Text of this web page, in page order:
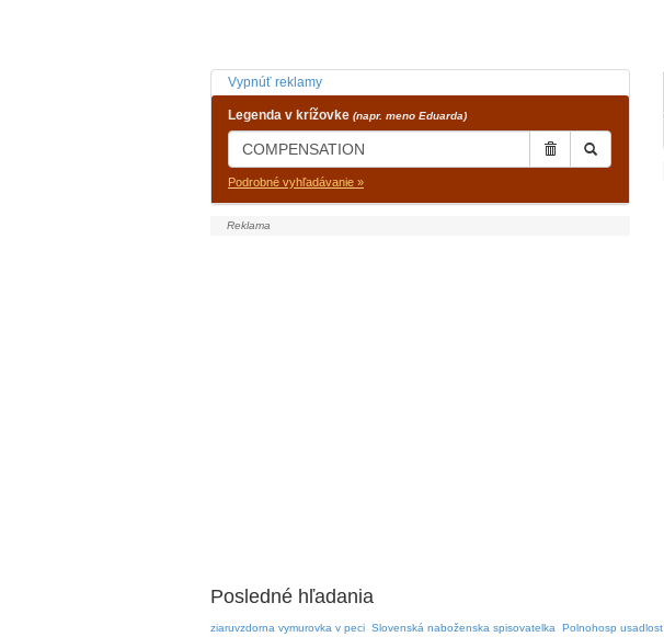
Vypnúť reklamy
Legenda v krížovke (napr. meno Eduarda)
Podrobné vyhľadávanie »
Posledné hľadania
ziaruvzdorna vymurovka v peci Slovenská naboženska spisovatelka Polnohosp usadlost